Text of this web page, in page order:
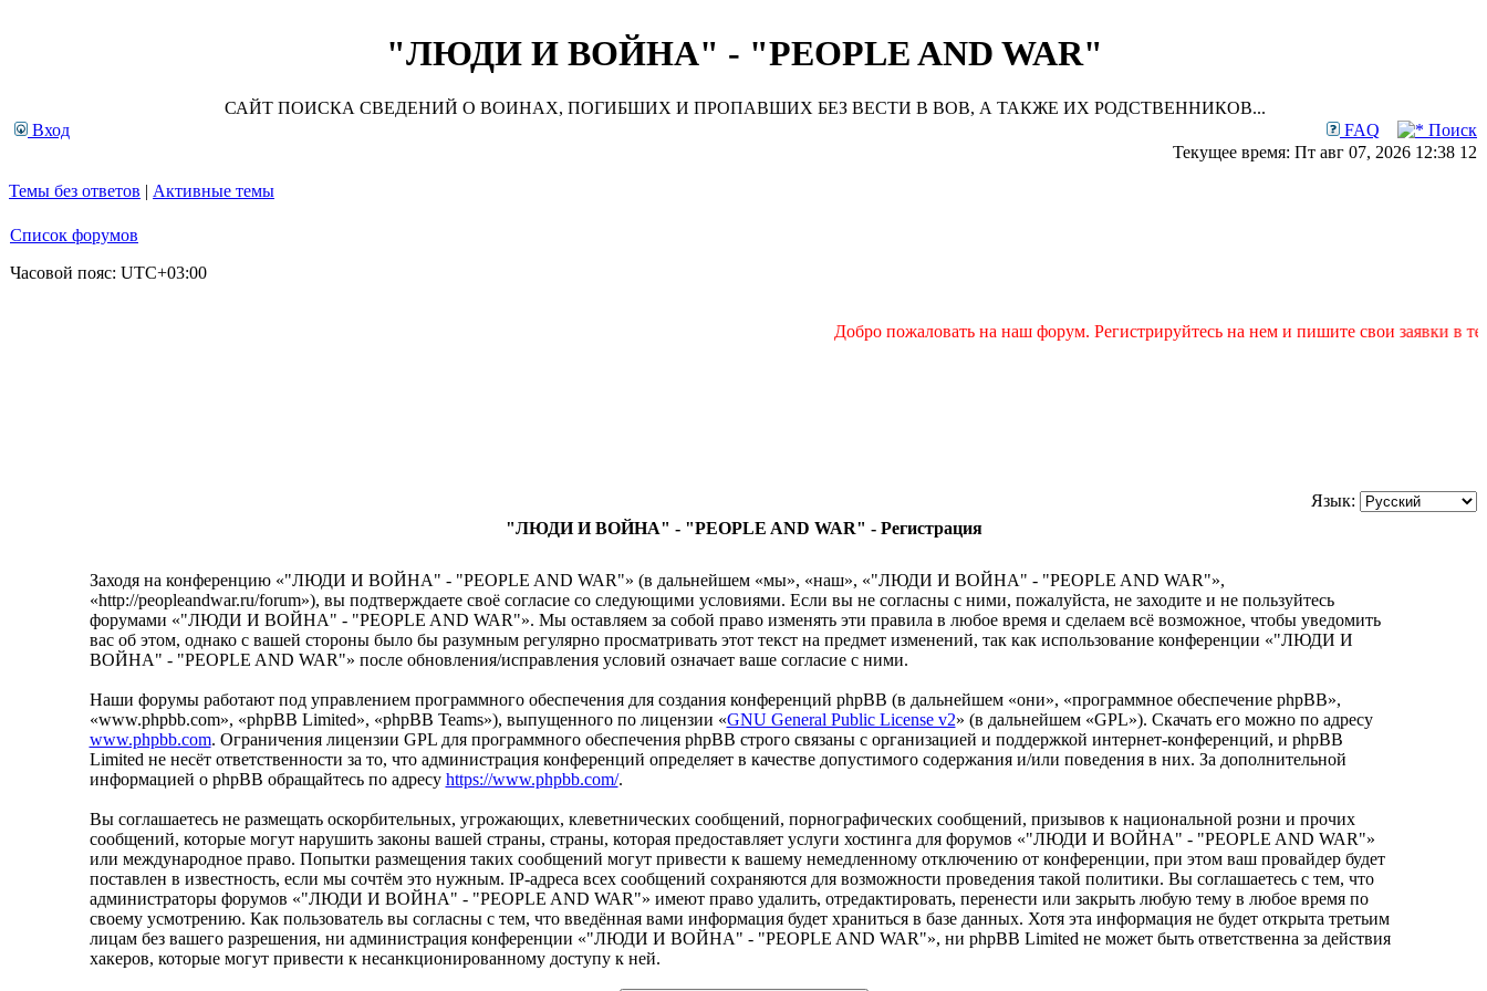
"ЛЮДИ И ВОЙНА" - "PEOPLE AND WAR"
САЙТ ПОИСКА СВЕДЕНИЙ О ВОИНАХ, ПОГИБШИХ И ПРОПАВШИХ БЕЗ ВЕСТИ В ВОВ, А ТАКЖЕ ИХ РОДСТВЕННИКОВ...
Вход
FAQ
Поиск
Текущее время: Пт авг 07, 2026 12:38 12
Темы без ответов | Активные темы
Список форумов
Часовой пояс: UTC+03:00
Добро пожаловать на наш форум. Регистрируйтесь на нем и пишите свои заявки в
Язык:
"ЛЮДИ И ВОЙНА" - "PEOPLE AND WAR" - Регистрация
Заходя на конференцию «"ЛЮДИ И ВОЙНА" - "PEOPLE AND WAR"» (в дальнейшем «мы», «наш», «"ЛЮДИ И ВОЙНА" - "PEOPLE AND WAR"»,
«http://peopleandwar.ru/forum»), вы подтверждаете своё согласие со следующими условиями. Если вы не согласны с ними, пожалуйста, не заходите и не пользуйтесь
форумами «"ЛЮДИ И ВОЙНА" - "PEOPLE AND WAR"». Мы оставляем за собой право изменять эти правила в любое время и сделаем всё возможное, чтобы уведомить
вас об этом, однако с вашей стороны было бы разумным регулярно просматривать этот текст на предмет изменений, так как использование конференции «"ЛЮДИ И
ВОЙНА" - "PEOPLE AND WAR"» после обновления/исправления условий означает ваше согласие с ними.
Наши форумы работают под управлением программного обеспечения для создания конференций phpBB (в дальнейшем «они», «программное обеспечение phpBB»,
«www.phpbb.com», «phpBB Limited», «phpBB Teams»), выпущенного по лицензии «GNU General Public License v2» (в дальнейшем «GPL»). Скачать его можно по адресу
www.phpbb.com. Ограничения лицензии GPL для программного обеспечения phpBB строго связаны с организацией и поддержкой интернет-конференций, и phpBB
Limited не несёт ответственности за то, что администрация конференций определяет в качестве допустимого содержания и/или поведения в них. За дополнительной
информацией о phpBB обращайтесь по адресу https://www.phpbb.com/.
Вы соглашаетесь не размещать оскорбительных, угрожающих, клеветнических сообщений, порнографических сообщений, призывов к национальной розни и прочих
сообщений, которые могут нарушить законы вашей страны, страны, которая предоставляет услуги хостинга для форумов «"ЛЮДИ И ВОЙНА" - "PEOPLE AND WAR"»
или международное право. Попытки размещения таких сообщений могут привести к вашему немедленному отключению от конференции, при этом ваш провайдер будет
поставлен в известность, если мы сочтём это нужным. IP-адреса всех сообщений сохраняются для возможности проведения такой политики. Вы соглашаетесь с тем, что
администраторы форумов «"ЛЮДИ И ВОЙНА" - "PEOPLE AND WAR"» имеют право удалить, отредактировать, перенести или закрыть любую тему в любое время по
своему усмотрению. Как пользователь вы согласны с тем, что введённая вами информация будет храниться в базе данных. Хотя эта информация не будет открыта третьим
лицам без вашего разрешения, ни администрация конференции «"ЛЮДИ И ВОЙНА" - "PEOPLE AND WAR"», ни phpBB Limited не может быть ответственна за действия
хакеров, которые могут привести к несанкционированному доступу к ней.